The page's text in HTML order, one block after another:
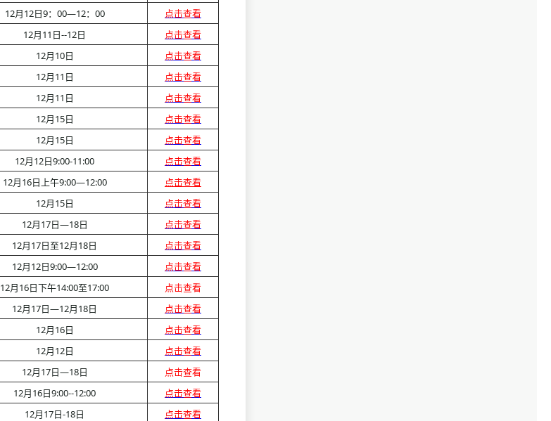
12月12日9：00—12：00
点击查看
12月11日--12日
点击查看
12月10日
点击查看
12月11日
点击查看
12月11日
点击查看
12月15日
点击查看
12月15日
点击查看
12月12日9:00-11:00
点击查看
12月16日上午9:00—12:00
点击查看
12月15日
点击查看
12月17日—18日
点击查看
12月17日至12月18日
点击查看
12月12日9:00—12:00
点击查看
12月16日下午14:00至17:00
点击查看
12月17日—12月18日
点击查看
12月16日
点击查看
12月12日
点击查看
12月17日—18日
点击查看
12月16日9:00--12:00
点击查看
12月17日-18日
点击查看